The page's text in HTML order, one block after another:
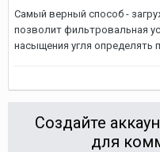
Самый верный способ -
позволит фильтровальная
насыщения угля определять
Создайте
для